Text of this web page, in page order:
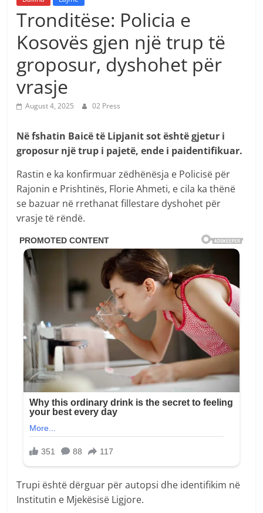
Tronditëse: Policia e
Kosovës gjen një trup të
groposur, dyshohet për
vrasje
August 4, 2025 02 Press
Në fshatin Baicë të Lipjanit sot është gjetur i
groposur një trup i pajetë, ende i paidentifikuar.
Rastin e ka konfirmuar zëdhënësja e Policisë për
Rajonin e Prishtinës, Florie Ahmeti, e cila ka thënë
se bazuar në rrethanat fillestare dyshohet për
vrasje të rëndë.
Trupi është dërguar për autopsi dhe identifikim në
Institutin e Mjekësisë Ligjore.